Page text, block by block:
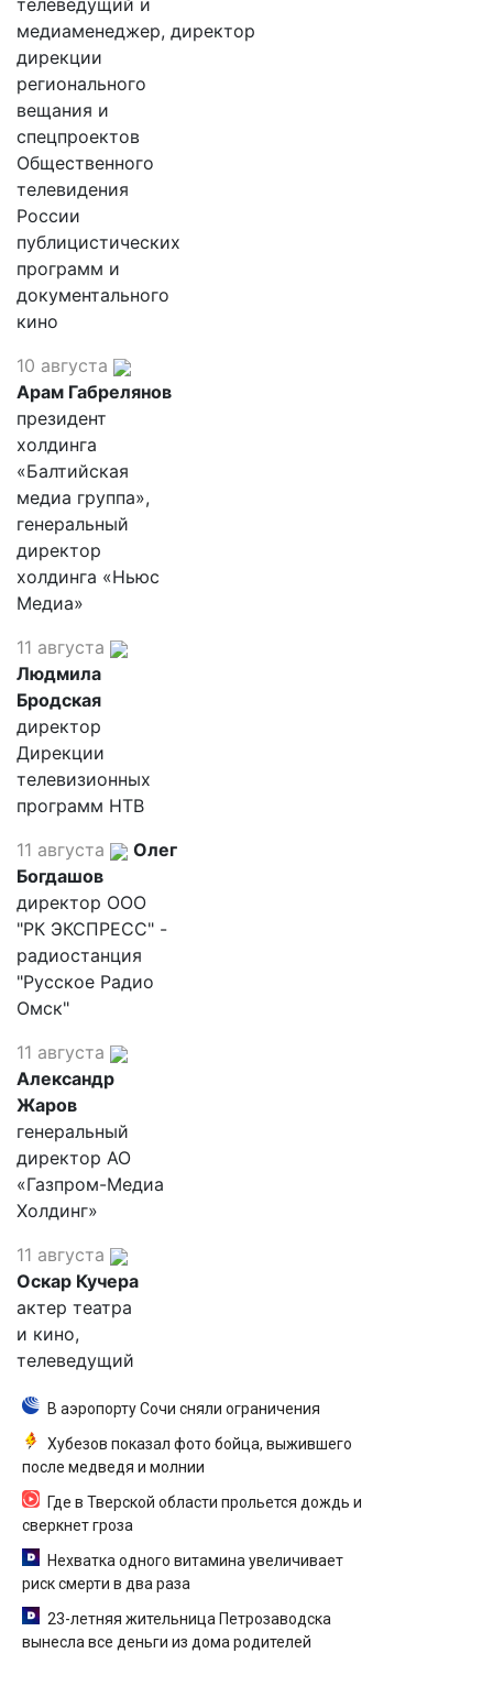
телеведущий и
медиаменеджер, директор
дирекции
регионального
вещания и
спецпроектов
Общественного
телевидения
России
публицистических
программ и
документального
кино
10 августа
Арам Габрелянов
президент
холдинга
«Балтийская
медиа группа»,
генеральный
директор
холдинга «Ньюс
Медиа»
11 августа
Людмила
Бродская
директор
Дирекции
телевизионных
программ НТВ
11 августа
Олег
Богдашов
директор ООО
"РК ЭКСПРЕСС" -
радиостанция
"Русское Радио
Омск"
11 августа
Александр
Жаров
генеральный
директор АО
«Газпром-Медиа
Холдинг»
11 августа
Оскар Кучера
актер театра
и кино,
телеведущий
В аэропорту Сочи сняли ограничения
Хубезов показал фото бойца, выжившего
после медведя и молнии
Где в Тверской области прольется дождь и
сверкнет гроза
Нехватка одного витамина увеличивает
риск смерти в два раза
23-летняя жительница Петрозаводска
вынесла все деньги из дома родителей